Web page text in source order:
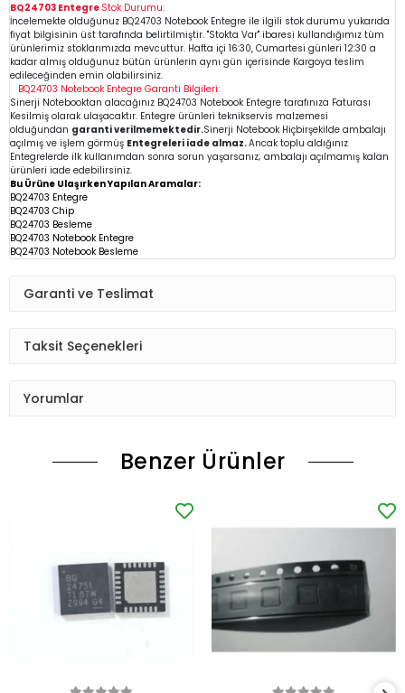
BQ24703 Entegre Stok Durumu:
İncelemekte olduğunuz BQ24703 Notebook Entegre ile ilgili stok durumu yukarıda
fiyat bilgisinin üst tarafında belirtilmiştir. "Stokta Var" ibaresi kullandığımız tüm
ürünlerimiz stoklarımızda mevcuttur. Hafta içi 16:30, Cumartesi günleri 12:30 a
kadar almış olduğunuz bütün ürünlerin aynı gün içerisinde Kargoya teslim
edileceğinden emin olabilirsiniz.
BQ24703 Notebook Entegre Garanti Bilgileri:
Sinerji Notebooktan alacağınız BQ24703 Notebook Entegre tarafınıza Faturası
Kesilmiş olarak ulaşacaktır. Entegre ürünleri teknikservis malzemesi
olduğundan garanti verilmemektedir.Sinerji Notebook Hiçbirşekilde ambalajı
açılmış ve işlem görmüş Entegreleri iade almaz.Ancak toplu aldığınız
Entegrelerde ilk kullanımdan sonra sorun yaşarsanız; ambalajı açılmamış kalan
ürünleri iade edebilirsiniz.
Bu Ürüne Ulaşırken Yapılan Aramalar:
BQ24703 Entegre
BQ24703 Chip
BQ24703 Besleme
BQ24703 Notebook Entegre
BQ24703 Notebook Besleme
Garanti ve Teslimat
Taksit Seçenekleri
Yorumlar
Benzer Ürünler